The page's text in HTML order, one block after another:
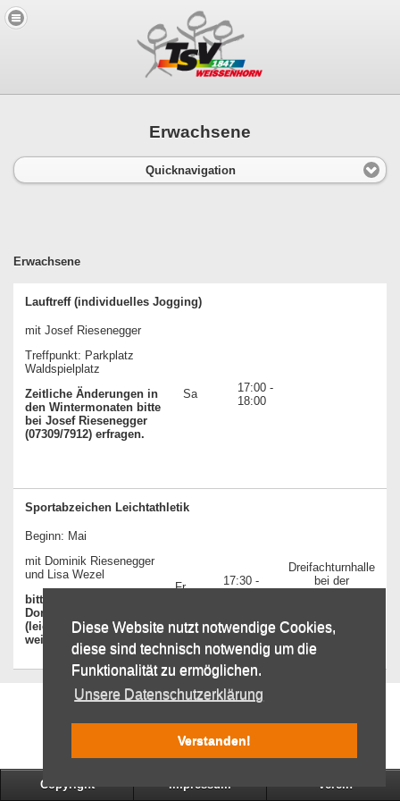
Diese Website nutzt notwendige Cookies,
diese sind technisch notwendig um die
Funktionalität zu ermöglichen.
Unsere Datenschutzerklärung
Verstanden!
Erwachsene
Quicknavigation
Erwachsene
Lauftreff (individuelles Jogging)
mit Josef Riesenegger
Treffpunkt: Parkplatz
Waldspielplatz
Zeitliche Änderungen in
den Wintermonaten bitte
bei Josef Riesenegger
(07309/7912) erfragen.
Sa
17:00 -
18:00
Sportabzeichen Leichtathletik
Beginn: Mai
mit Dominik Riesenegger
und Lisa Wezel
bitte Voranmeldung bei
Dominik Riesenegger
(leichtathletik@tsv-
weissenhorn.de)
Fr
17:30 -
Dreifachturnhalle
bei der
Copyright Impressum Verein